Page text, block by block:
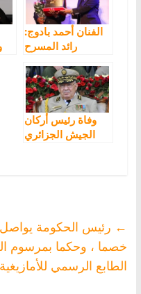
الفنان أحمد بادوج:
رائد المسرح
الأمازيغيين بسوس
العالمة
وفاة رئيس أركان
الجيش الجزائري
← رئيس الحكومة
خصما ، وحكما بمرسوم
الطابع الرسمي للأمازيغية